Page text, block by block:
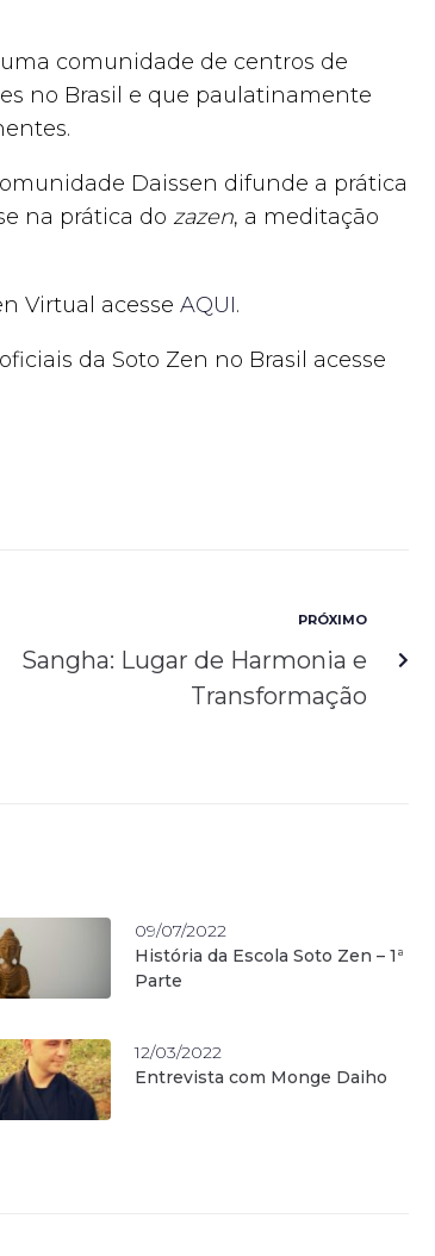
uma comunidade de centros de
no Brasil e que paulatinamente
Daissen difunde a prática
na prática do zazen, a meditação
Virtual acesse AQUI.
da Soto Zen no Brasil acesse
PRÓXIMO
Sangha: Lugar de Harmonia e
Transformação
09/07/2022
História da Escola Soto Zen – 1ª
Parte
12/03/2022
Entrevista com Monge Daiho